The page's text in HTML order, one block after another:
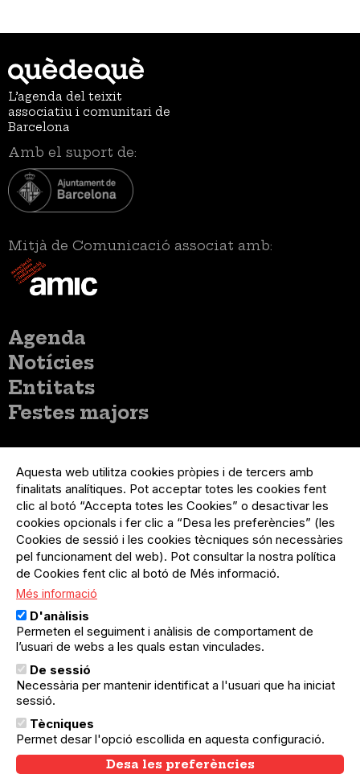
L’agenda del teixit
associatiu i comunitari de
Barcelona
Amb el suport de:
Mitjà de Comunicació associat amb:
Menú
principal
Agenda
Notícies
Entitats
Festes majors
del
compte
d'usuari
Menú
usuari
no
loggat
Registre organització
Menú
Peu
Sobre el projecte
Preguntes freqüents
Contacte
Menú
Legal
Política de privacitat
Avís legal
Política de cookies
El Quèdequè no es fa responsable de les activitats
programades; en són responsables els col·lectius
organitzadors.
© Quedequè, 2025
Aquesta web utilitza cookies pròpies i de tercers amb
finalitats analítiques. Pot acceptar totes les cookies fent
clic al botó “Accepta totes les Cookies” o desactivar les
cookies opcionals i fer clic a “Desa les preferències” (les
Cookies de sessió i les cookies tècniques són necessàries
pel funcionament del web). Pot consultar la nostra política
de Cookies fent clic al botó de Més informació.
Més informació
D'anàlisis
Permeten el seguiment i anàlisis de comportament de
l’usuari de webs a les quals estan vinculades.
De sessió
Necessària per mantenir identificat a l'usuari que ha iniciat
sessió.
Tècniques
Permet desar l'opció escollida en aquesta configuració.
Desa les preferències